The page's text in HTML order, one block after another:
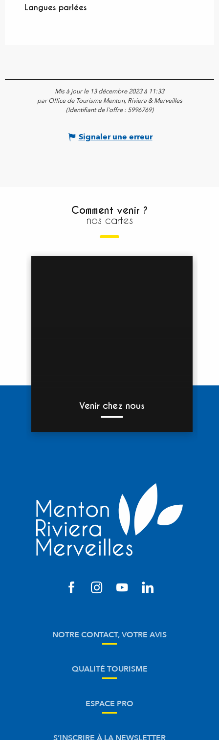
Langues parlées
Langues parlées
Mis à jour le 13 décembre 2023 à 11:33
par Office de Tourisme Menton, Riviera & Merveilles
(Identifiant de l'offre : 5996769)
Signaler une erreur
Comment venir ?
nos cartes
Venir chez nous
NOTRE CONTACT, VOTRE AVIS
QUALITÉ TOURISME
ESPACE PRO